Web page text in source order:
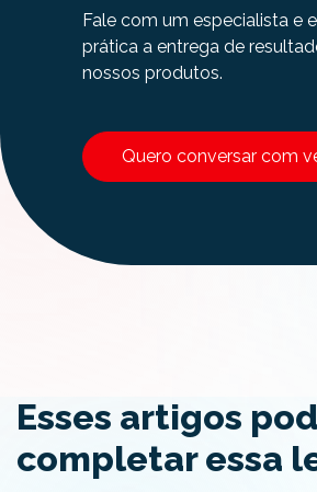
Fale com um especialista e
prática a entrega de
nossos produtos.
Quero conversar com
Esses artigos
completar essa